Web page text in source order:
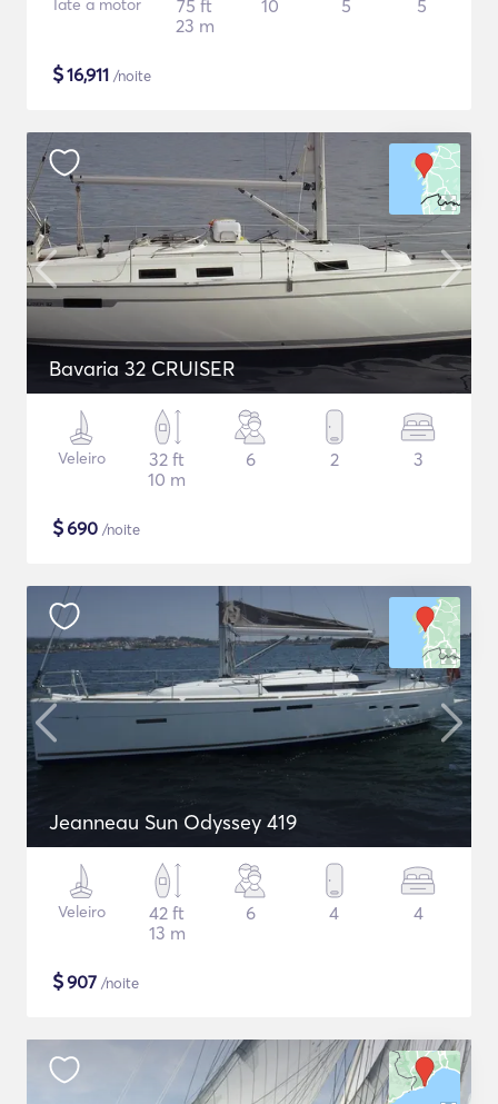
Iate a motor
75 ft
23 m
10 5 5
$16,911 /noite
Bavaria 32 CRUISER
Veleiro
32 ft
10 m
6 2 3
$690 /noite
Jeanneau Sun Odyssey 419
Veleiro
42 ft
13 m
6 4 4
$907 /noite